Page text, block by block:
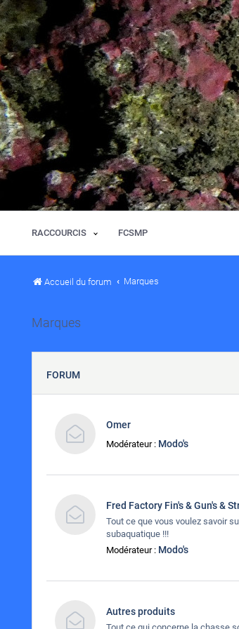
RACCOURCIS FCSMP
Accueil du forum Marques
Marques
FORUM
Omer
Modérateur : Modo's
Fred Factory Fin's & Gun's &
Tout ce que vous voulez savoir
subaquatique !!!
Modérateur : Modo's
Autres produits